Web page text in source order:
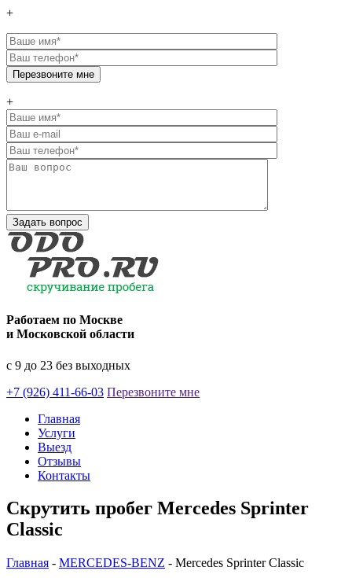
+
+
Работаем по Москве
и Московской области
с 9 до 23 без выходных
+7 (926) 411-66-03 Перезвоните мне
Главная
Услуги
Выезд
Отзывы
Контакты
Скрутить пробег Mercedes Sprinter
Classic
Главная - MERCEDES-BENZ - Mercedes Sprinter Classic